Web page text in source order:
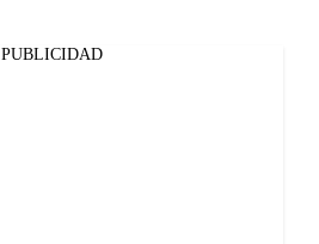
PUBLICIDAD